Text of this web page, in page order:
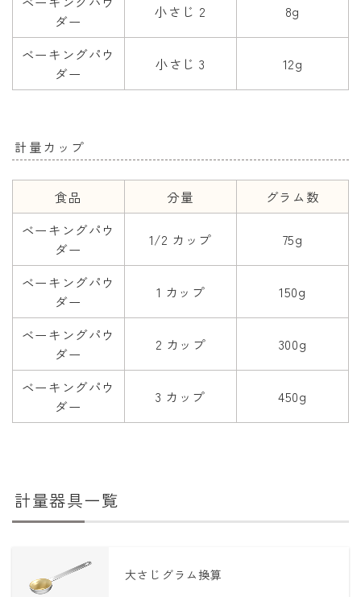
ダー
小さじ 2 8g
ベーキングパウ
ダー
小さじ 3 12g
計量カップ
食品 分量
グラム数
ベーキングパウ
ダー
1/2 カップ 75g
ベーキングパウ
ダー
1 カップ 150g
ベーキングパウ
ダー
2 カップ 300g
ベーキングパウ
ダー
3 カップ 450g
計量器具一覧
大さじグラム換算